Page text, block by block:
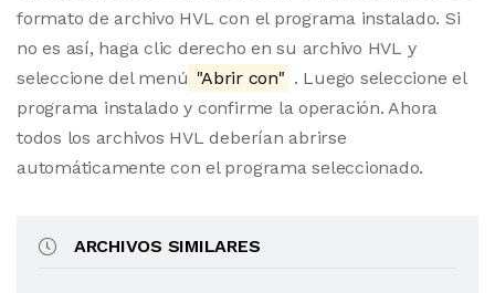
formato de archivo HVL con el programa instalado. Si
no es así, haga clic derecho en su archivo HVL y
seleccione del menú "Abrir con" . Luego seleccione el
programa instalado y confirme la operación. Ahora
todos los archivos HVL deberían abrirse
automáticamente con el programa seleccionado.
ARCHIVOS SIMILARES